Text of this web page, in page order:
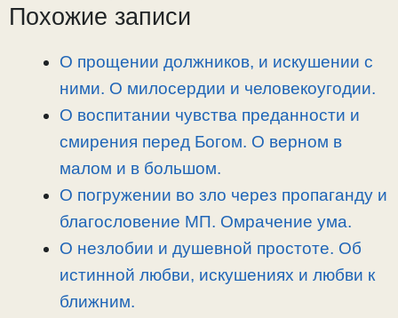
n
a
o
и
Похожие записи
О прощении должников, и искушении с
ними. О милосердии и человекоугодии.
О воспитании чувства преданности и
смирения перед Богом. О верном в
малом и в большом.
О погружении во зло через пропаганду и
благословение МП. Омрачение ума.
О незлобии и душевной простоте. Об
истинной любви, искушениях и любви к
ближним.